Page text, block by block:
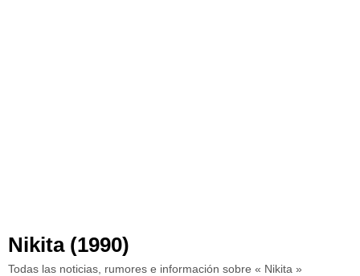
Nikita (1990)
Todas las noticias, rumores e información sobre « Nikita »